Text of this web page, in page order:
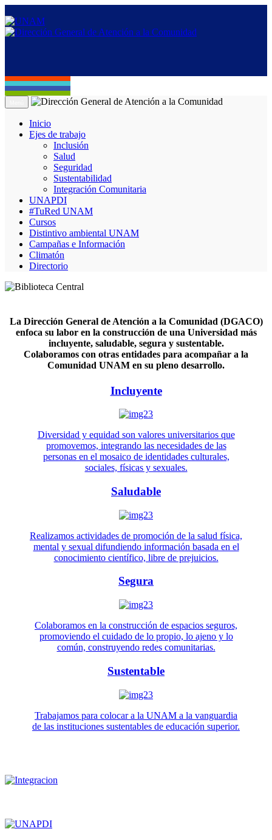
Inicio
Ejes de trabajo
Inclusión
Salud
Seguridad
Sustentabilidad
Integración Comunitaria
UNAPDI
#TuRed UNAM
Cursos
Distintivo ambiental UNAM
Campañas e Información
Climatón
Directorio
La Dirección General de Atención a la Comunidad (DGACO)
enfoca su labor en la construcción de una Universidad más
incluyente, saludable, segura y sustentable.
Colaboramos con otras entidades para acompañar a la
Comunidad UNAM en su pleno desarrollo.
Incluyente
Diversidad y equidad son valores universitarios que
promovemos, integrando las necesidades de las
personas en el mosaico de identidades culturales,
sociales, físicas y sexuales.
Saludable
Realizamos actividades de promoción de la salud física,
mental y sexual difundiendo información basada en el
conocimiento científico, libre de prejuicios.
Segura
Colaboramos en la construcción de espacios seguros,
promoviendo el cuidado de lo propio, lo ajeno y lo
común, construyendo redes comunitarias.
Sustentable
Trabajamos para colocar a la UNAM a la vanguardia
de las instituciones sustentables de educación superior.